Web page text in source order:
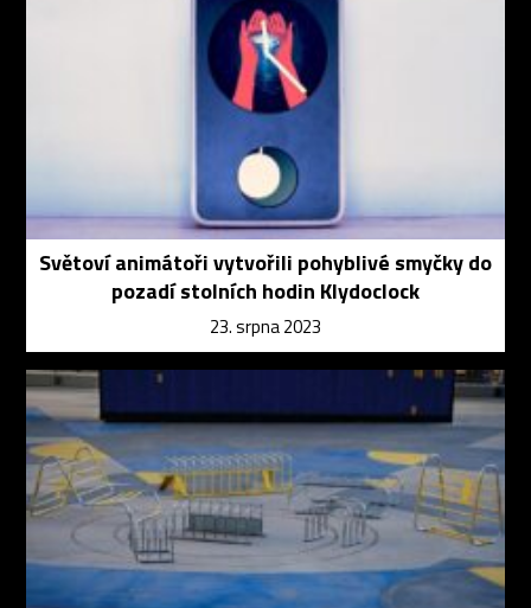
Světoví animátoři vytvořili pohyblivé smyčky do
pozadí stolních hodin Klydoclock
23. srpna 2023